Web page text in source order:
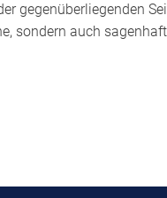
gegenüberliegenden
sondern auch